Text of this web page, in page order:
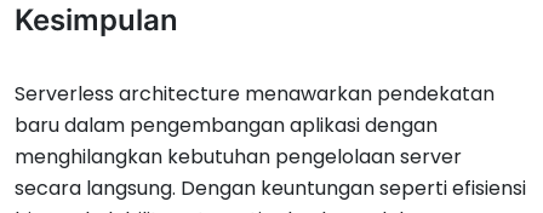
Kesimpulan
Serverless architecture menawarkan pendekatan
baru dalam pengembangan aplikasi dengan
menghilangkan kebutuhan pengelolaan server
secara langsung. Dengan keuntungan seperti efisiensi